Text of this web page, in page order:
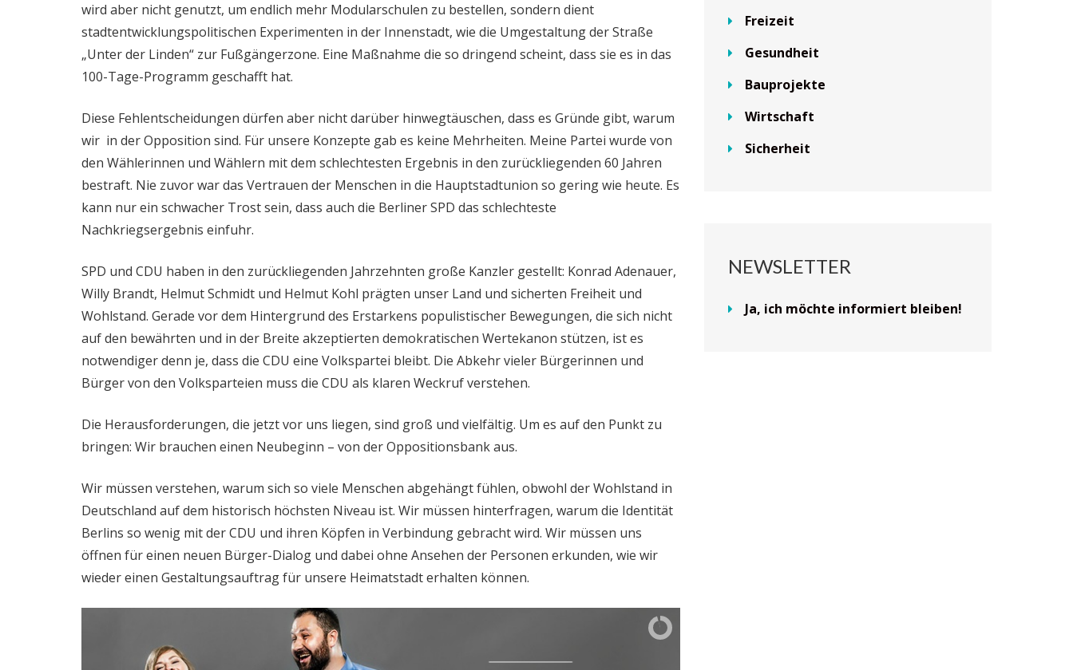
wird aber nicht genutzt, um endlich mehr Modularschulen zu bestellen, sondern dient
stadtentwicklungspolitischen Experimenten in der Innenstadt, wie die Umgestaltung der Straße
„Unter der Linden“ zur Fußgängerzone. Eine Maßnahme die so dringend scheint, dass sie es in das
100-Tage-Programm geschafft hat.
Diese Fehlentscheidungen dürfen aber nicht darüber hinwegtäuschen, dass es Gründe gibt, warum
wir in der Opposition sind. Für unsere Konzepte gab es keine Mehrheiten. Meine Partei wurde von
den Wählerinnen und Wählern mit dem schlechtesten Ergebnis in den zurückliegenden 60 Jahren
bestraft. Nie zuvor war das Vertrauen der Menschen in die Hauptstadtunion so gering wie heute. Es
kann nur ein schwacher Trost sein, dass auch die Berliner SPD das schlechteste
Nachkriegsergebnis einfuhr.
SPD und CDU haben in den zurückliegenden Jahrzehnten große Kanzler gestellt: Konrad Adenauer,
Willy Brandt, Helmut Schmidt und Helmut Kohl prägten unser Land und sicherten Freiheit und
Wohlstand. Gerade vor dem Hintergrund des Erstarkens populistischer Bewegungen, die sich nicht
auf den bewährten und in der Breite akzeptierten demokratischen Wertekanon stützen, ist es
notwendiger denn je, dass die CDU eine Volkspartei bleibt. Die Abkehr vieler Bürgerinnen und
Bürger von den Volksparteien muss die CDU als klaren Weckruf verstehen.
Die Herausforderungen, die jetzt vor uns liegen, sind groß und vielfältig. Um es auf den Punkt zu
bringen: Wir brauchen einen Neubeginn – von der Oppositionsbank aus.
Wir müssen verstehen, warum sich so viele Menschen abgehängt fühlen, obwohl der Wohlstand in
Deutschland auf dem historisch höchsten Niveau ist. Wir müssen hinterfragen, warum die Identität
Berlins so wenig mit der CDU und ihren Köpfen in Verbindung gebracht wird. Wir müssen uns
öffnen für einen neuen Bürger-Dialog und dabei ohne Ansehen der Personen erkunden, wie wir
wieder einen Gestaltungsauftrag für unsere Heimatstadt erhalten können.
Freizeit
Gesundheit
Bauprojekte
Wirtschaft
Sicherheit
NEWSLETTER
Ja, ich möchte informiert bleiben!